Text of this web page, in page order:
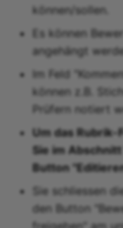
können/sollen.
Es können
angehängt
Im Feld
können z.B.
Prüfern notiert
Um das Rubrik-
Sie im
Button
Sie schliessen
den Button